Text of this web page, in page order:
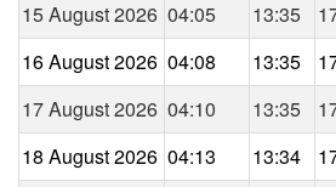
15 August 2026 04:05 13:35
16 August 2026 04:08 13:35
17 August 2026 04:10 13:35
18 August 2026 04:13 13:34